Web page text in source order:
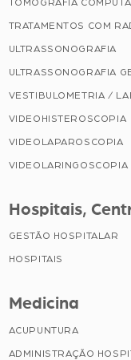
TOMOGRAFIA
TRATAMENTOS COM
ULTRASSONOGRAFIA
ULTRASSONOGRAFIA
VESTIBULOMETRIA /
VIDEOHISTEROSCOPIA
VIDEOLAPAROSCOPIA
VIDEOLARINGOSCOPIA
Hospitais,
GESTÃO HOSPITALAR
HOSPITAIS
Medicina
ACUPUNTURA
ADMINISTRAÇÃO